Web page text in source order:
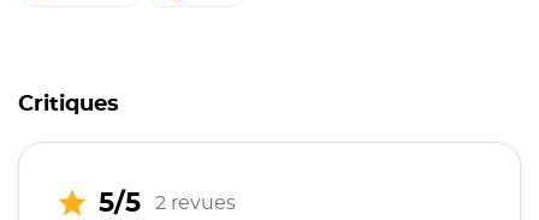
Critiques
5/5 2 revues